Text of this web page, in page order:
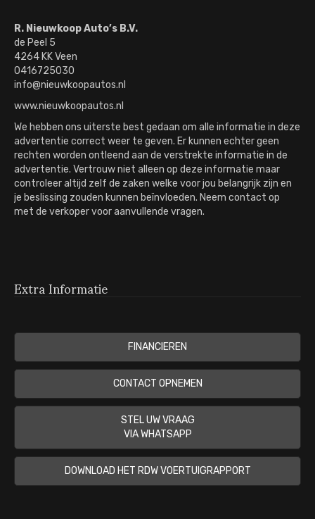
R. Nieuwkoop Auto’s B.V.
de Peel 5
4264 KK Veen
0416725030
info@nieuwkoopautos.nl
www.nieuwkoopautos.nl
We hebben ons uiterste best gedaan om alle informatie in deze
advertentie correct weer te geven. Er kunnen echter geen
rechten worden ontleend aan de verstrekte informatie in de
advertentie. Vertrouw niet alleen op deze informatie maar
controleer altijd zelf de zaken welke voor jou belangrijk zijn en
je beslissing zouden kunnen beïnvloeden. Neem contact op
met de verkoper voor aanvullende vragen.
Extra Informatie
FINANCIEREN
CONTACT OPNEMEN
STEL UW VRAAG
VIA WHATSAPP
DOWNLOAD HET RDW VOERTUIGRAPPORT